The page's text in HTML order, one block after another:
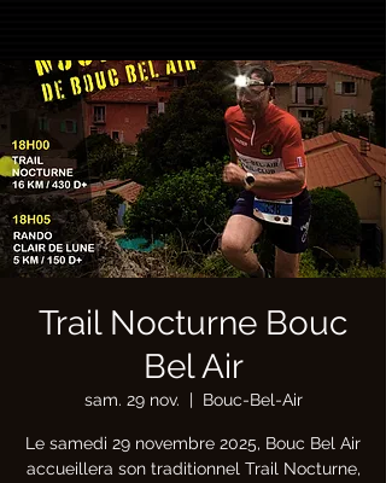
Trail Nocturne Bouc
Bel Air
sam. 29 nov.
  |
Bouc-Bel-Air
Le samedi 29 novembre 2025, Bouc Bel Air
accueillera son traditionnel Trail Nocturne,